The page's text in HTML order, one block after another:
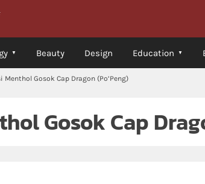
Beauty Design Education
Menthol Gosok Cap Dragon (Po’Peng)
Gosok Cap